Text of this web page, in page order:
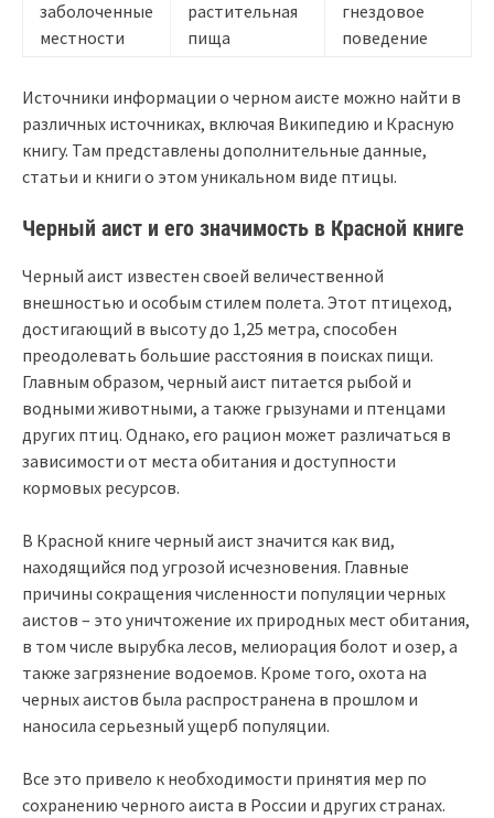
заболоченные
местности
растительная
пища
гнездовое
поведение
Источники информации о черном аисте можно найти в
различных источниках, включая Википедию и Красную
книгу. Там представлены дополнительные данные,
статьи и книги о этом уникальном виде птицы.
Черный аист и его значимость в Красной книге
Черный аист известен своей величественной
внешностью и особым стилем полета. Этот птицеход,
достигающий в высоту до 1,25 метра, способен
преодолевать большие расстояния в поисках пищи.
Главным образом, черный аист питается рыбой и
водными животными, а также грызунами и птенцами
других птиц. Однако, его рацион может различаться в
зависимости от места обитания и доступности
кормовых ресурсов.
В Красной книге черный аист значится как вид,
находящийся под угрозой исчезновения. Главные
причины сокращения численности популяции черных
аистов – это уничтожение их природных мест обитания,
в том числе вырубка лесов, мелиорация болот и озер, а
также загрязнение водоемов. Кроме того, охота на
черных аистов была распространена в прошлом и
наносила серьезный ущерб популяции.
Все это привело к необходимости принятия мер по
сохранению черного аиста в России и других странах.